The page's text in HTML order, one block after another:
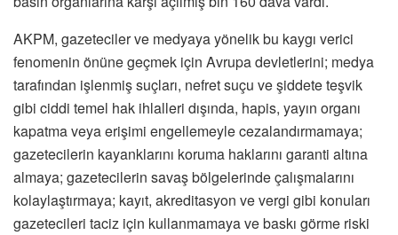
AKPM, gazeteciler ve medyaya yönelik bu kaygı verici
fenomenin önüne geçmek için Avrupa devletlerini; medya
tarafından işlenmiş suçları, nefret suçu ve şiddete teşvik
gibi ciddi temel hak ihlalleri dışında, hapis, yayın organı
kapatma veya erişimi engellemeyle cezalandırmamaya;
gazetecilerin kayanklarını koruma haklarını garanti altına
almaya; gazetecilerin savaş bölgelerinde çalışmalarını
kolaylaştırmaya; kayıt, akreditasyon ve vergi gibi konuları
gazetecileri taciz için kullanmamaya ve baskı görme riski